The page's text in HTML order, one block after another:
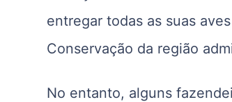
entregar todas as suas
Conservação da região
No entanto, alguns